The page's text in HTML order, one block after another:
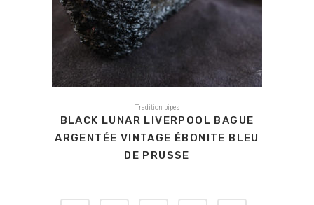
Tradition pipes
BLACK LUNAR LIVERPOOL BAGUE
ARGENTÉE VINTAGE ÉBONITE BLEU
DE PRUSSE